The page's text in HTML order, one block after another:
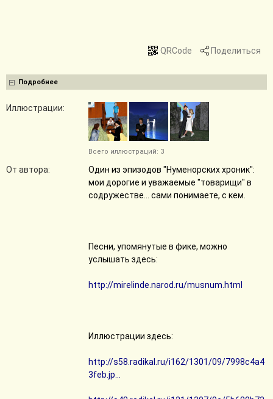
QRCode Поделиться
Подробнее
Иллюстрации:
Всего иллюстраций: 3
От автора:
Один из эпизодов "Нуменорских хроник":
мои дорогие и уважаемые "товарищи" в
содружестве... сами понимаете, с кем.
Песни, упомянутые в фике, можно
услышать здесь:
http://mirelinde.narod.ru/musnum.html
Иллюстрации здесь:
http://s58.radikal.ru/i162/1301/09/7998c4a4
3feb.jp...